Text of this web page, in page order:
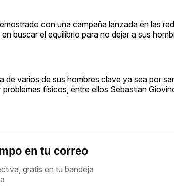
con una campaña lanzada en las
buscar el equilibrio para no dejar a sus
de varios de sus hombres clave ya sea por
físicos, entre ellos Sebastian
en tu correo
gratis en tu bandeja